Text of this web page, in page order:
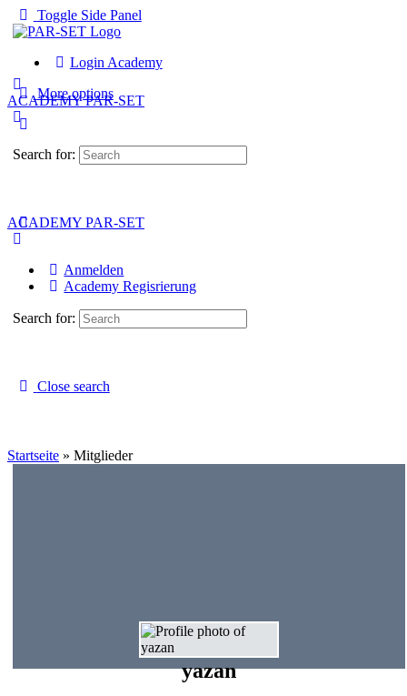
Toggle Side Panel
Login Academy
More options
ACADEMY PAR-SET
Search for:
ACADEMY PAR-SET
Anmelden
Academy Regisrierung
Search for:
Close search
Startseite » Mitglieder
yazan